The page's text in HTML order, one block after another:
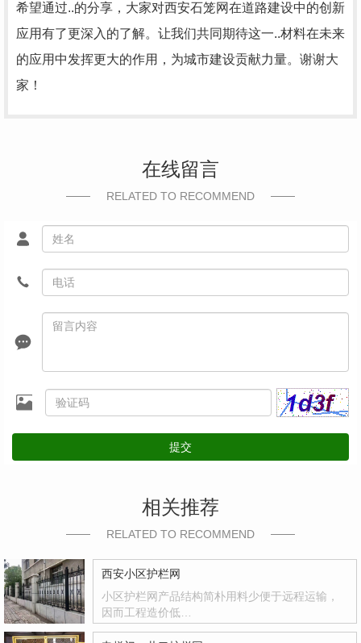
希望通过..的分享，大家对西安石笼网在道路建设中的创新
应用有了更深入的了解。让我们共同期待这一..材料在未来
的应用中发挥更大的作用，为城市建设贡献力量。谢谢大
家！
在线留言
RELATED TO RECOMMEND
提交
相关推荐
RELATED TO RECOMMEND
西安小区护栏网
小区护栏网产品结构简朴用料少便于远程运输，
因而工程造价低…